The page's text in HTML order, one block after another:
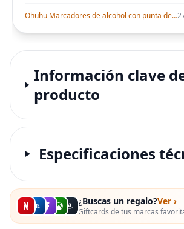
Ohuhu Marcadores de alcohol con punta de pincel – Juego de marcadores artísticos de doble punta con certificación AP para artistas adultos
Información clave
producto
Especificaciones
¿Buscas un regalo?Ver ›
Giftcards de tus marcas